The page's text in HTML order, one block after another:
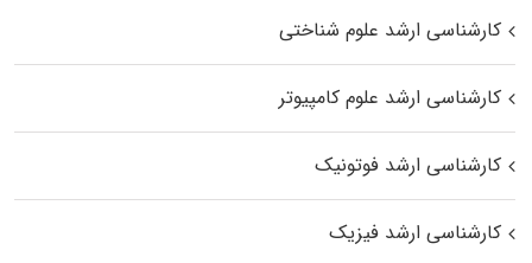
کارشناسی ارشد علوم شناختی
کارشناسی ارشد علوم کامپیوتر
کارشناسی ارشد فوتونیک
کارشناسی ارشد فیزیک